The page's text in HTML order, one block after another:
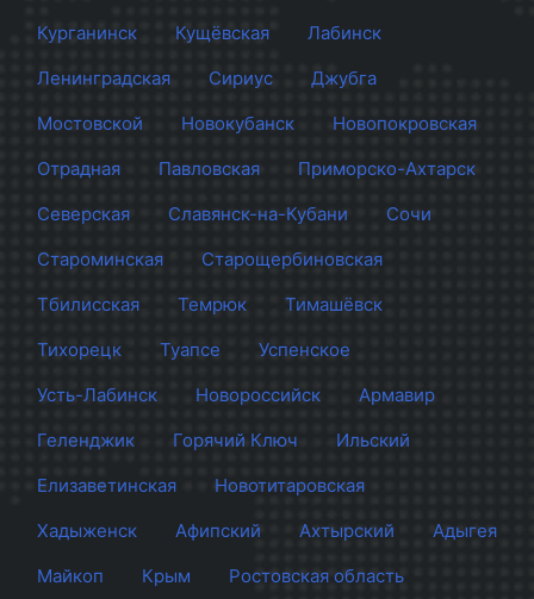
Курганинск
Кущёвская
Лабинск
Ленинградская
Сириус
Джубга
Мостовской
Новокубанск
Новопокровская
Отрадная
Павловская
Приморско-Ахтарск
Северская
Славянск-на-Кубани
Сочи
Староминская
Старощербиновская
Тбилисская
Темрюк
Тимашёвск
Тихорецк
Туапсе
Успенское
Усть-Лабинск
Новороссийск
Армавир
Геленджик
Горячий Ключ
Ильский
Елизаветинская
Новотитаровская
Хадыженск
Афипский Ахтырский
Адыгея
Майкоп
Крым Ростовская область